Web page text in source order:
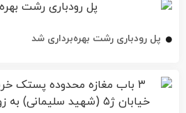
پل رودباری رشت بهره‌برداری شد